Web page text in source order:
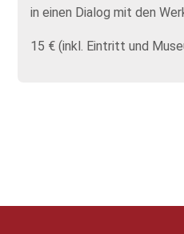
in einen Dialog mit den
15 € (inkl. Eintritt und